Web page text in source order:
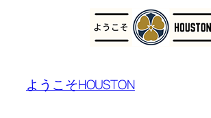
ようこそHOUSTON